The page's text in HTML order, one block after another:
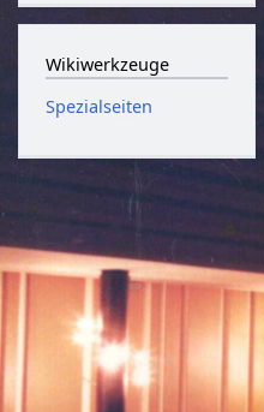
Wikiwerkzeuge
Spezialseiten